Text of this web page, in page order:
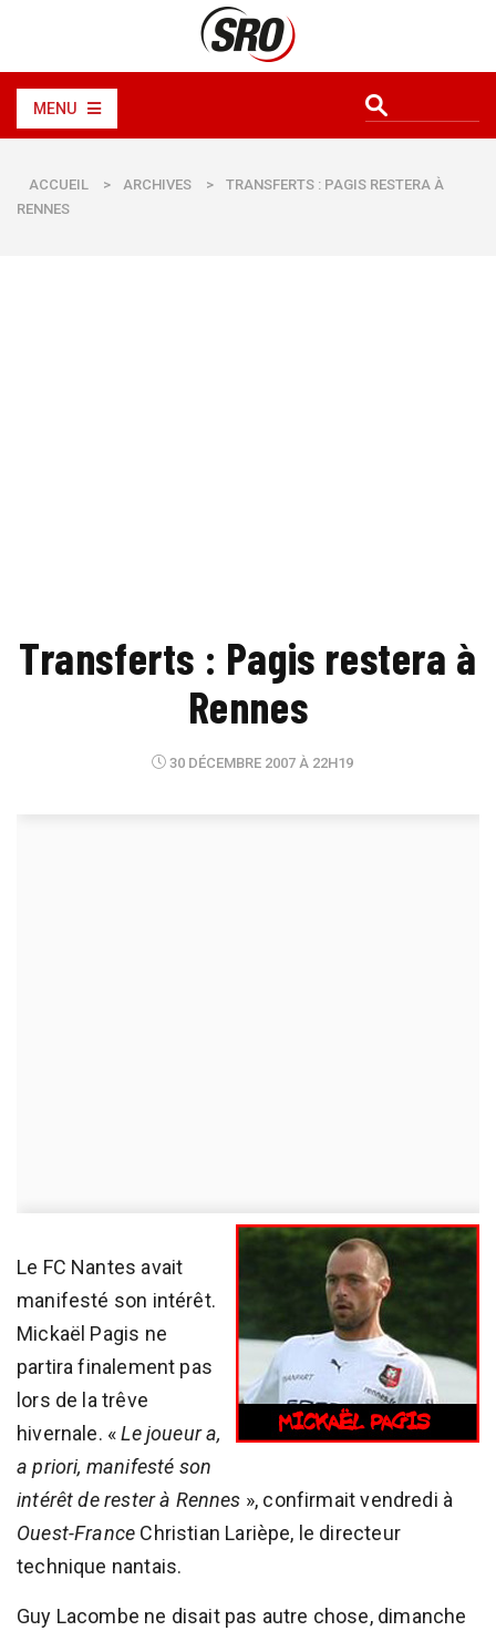
MENU
ACCUEIL > ARCHIVES >
TRANSFERTS : PAGIS RESTERA À
RENNES
Transferts : Pagis restera à
Rennes
30 DÉCEMBRE 2007 À 22H19
Le FC Nantes avait
manifesté son intérêt.
Mickaël Pagis ne
partira finalement pas
lors de la trêve
hivernale. «Le joueur a,
a priori, manifesté son
intérêt de rester à Rennes », confirmait vendredi à
Ouest-France Christian Larièpe, le directeur
technique nantais.
Guy Lacombe ne disait pas autre chose, dimanche